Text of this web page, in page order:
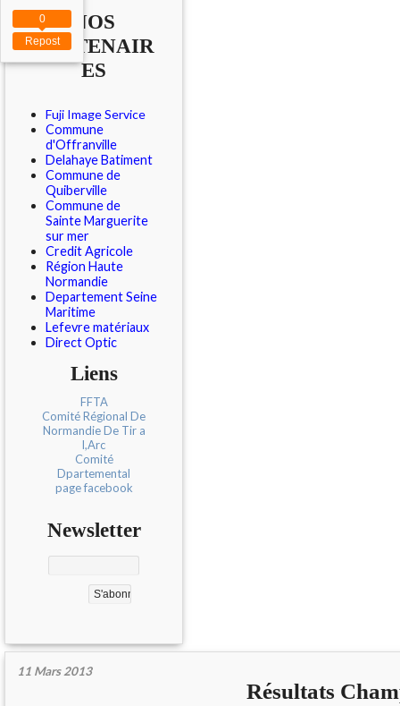
NOS
PARTENAIR
ES
Fuji Image Service
Commune
d'Offranville
Delahaye Batiment
Commune de
Quiberville
Commune de
Sainte Marguerite
sur mer
Credit Agricole
Région Haute
Normandie
Departement Seine
Maritime
Lefevre matériaux
Direct Optic
Liens
FFTA
Comité Régional De
Normandie De Tir a
l,Arc
Comité
Dpartemental
page facebook
Newsletter
11 Mars 2013
Résultats
Repost
0